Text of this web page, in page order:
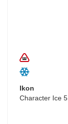
Ikon
Character Ice